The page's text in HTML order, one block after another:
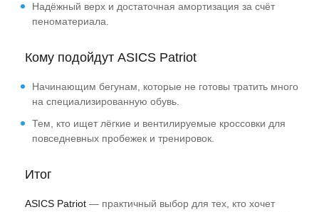
Надёжный верх и достаточная амортизация за счёт
пеноматериала.
Кому подойдут ASICS Patriot
Начинающим бегунам, которые не готовы тратить много
на специализированную обувь.
Тем, кто ищет лёгкие и вентилируемые кроссовки для
повседневных пробежек и тренировок.
Итог
ASICS Patriot — практичный выбор для тех, кто хочет